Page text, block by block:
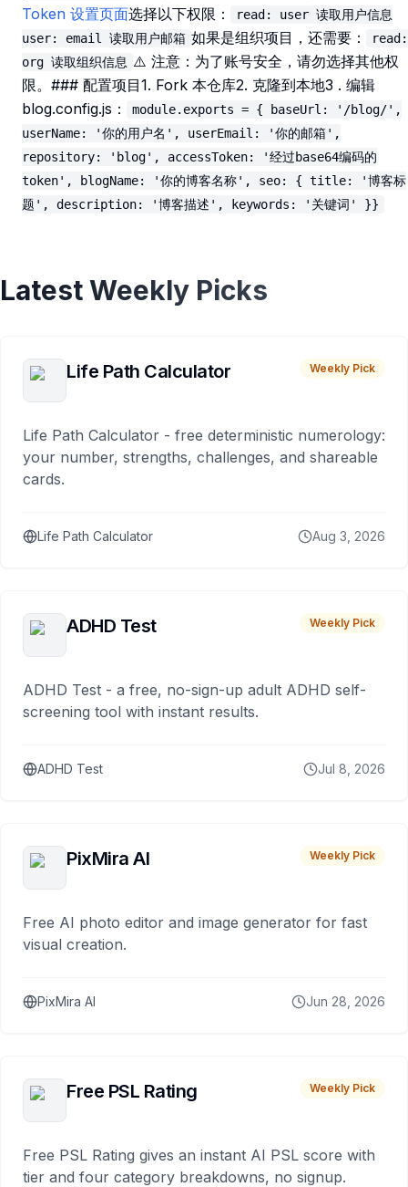
Token 设置页面选择以下权限：
read: user 读取用户信息
user: email 读取用户邮箱 如果是组织项目，还需要：
read:
org 读取组织信息 ⚠️ 注意：为了账号安全，请勿选择其他权
限。### 配置项目1. Fork 本仓库2. 克隆到本地3 . 编辑
blog.config.js：
module.exports = { baseUrl: '/blog/',
userName: '你的用户名', userEmail: '你的邮箱',
repository: 'blog', accessToken: '经过base64编码的
token', blogName: '你的博客名称', seo: { title: '博客标
题', description: '博客描述', keywords: '关键词' }}
Latest Weekly Picks
Life Path Calculator Weekly Pick
Life Path Calculator - free deterministic numerology:
your number, strengths, challenges, and shareable
cards.
Life Path Calculator Aug 3, 2026
ADHD Test Weekly Pick
ADHD Test - a free, no-sign-up adult ADHD self-
screening tool with instant results.
ADHD Test Jul 8, 2026
PixMira AI Weekly Pick
Free AI photo editor and image generator for fast
visual creation.
PixMira AI Jun 28, 2026
Free PSL Rating Weekly Pick
Free PSL Rating gives an instant AI PSL score with
tier and four category breakdowns, no signup.